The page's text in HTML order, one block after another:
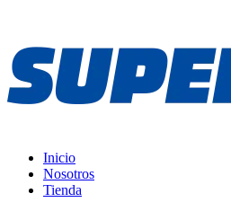
Inicio
Nosotros
Tienda